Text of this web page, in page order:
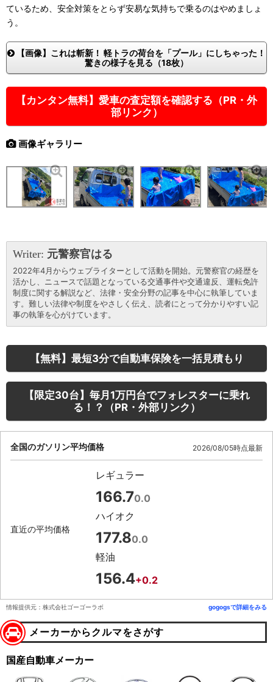
ているため、安全対策をとらず安易な気持ちで乗るのはやめましょ
う。
【画像】これは斬新！ 軽トラの荷台を「プール」にしちゃった！
驚きの様子を見る（18枚）
【カンタン無料】愛車の査定額を確認する（PR・外
部リンク）
画像ギャラリー
Writer: 元警察官はる
2022年4月からウェブライターとして活動を開始。元警察官の経歴を
活かし、ニュースで話題となっている交通事件や交通違反、運転免許
制度に関する解説など、法律・安全分野の記事を中心に執筆していま
す。難しい法律や制度をやさしく伝え、読者にとって分かりやすい記
事の執筆を心がけています。
【無料】最短3分で自動車保険を一括見積もり
【限定30台】毎月1万円台でフォレスターに乗れ
る！？（PR・外部リンク）
全国のガソリン平均価格 2026/08/05時点最新
直近の平均価格
レギュラー
166.70.0
ハイオク
177.80.0
軽油
156.4+0.2
情報提供元：株式会社ゴーゴーラボ gogogsで詳細をみる
メーカーからクルマをさがす
国産自動車メーカー